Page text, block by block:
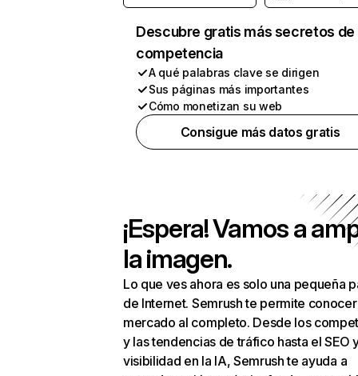
Descubre gratis más secretos de
competencia
A qué palabras clave se dirigen
Sus páginas más importantes
Cómo monetizan su web
Consigue más datos gratis
¡Espera! Vamos a
la imagen.
Lo que ves ahora es solo una pequeña
de Internet. Semrush te permite
mercado al completo. Desde los
y las tendencias de tráfico hasta el SEO
visibilidad en la IA, Semrush te ayuda a